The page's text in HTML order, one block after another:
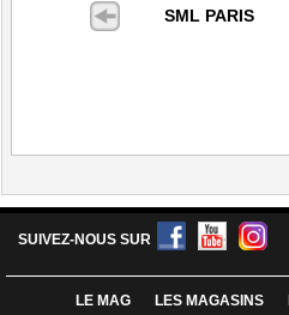
SML PARIS
SUIVEZ-NOUS SUR
LE MAG LES MAGASINS